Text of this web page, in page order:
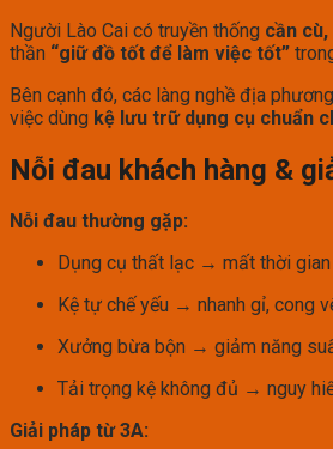
Người Lào Cai có truyền thống cần
thần “giữ đồ tốt để làm việc tốt”
Bên cạnh đó, các làng nghề địa
việc dùng kệ lưu trữ dụng cụ chuẩn
Nỗi đau khách hàng &
Nỗi đau thường gặp:
Dụng cụ thất lạc → mất thời
Kệ tự chế yếu → nhanh gỉ, cong
Xưởng bừa bộn → giảm năng
Tải trọng kệ không đủ → nguy
Giải pháp từ 3A: